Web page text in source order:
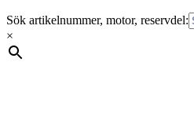
Sök artikelnummer, motor, reservdel:
×